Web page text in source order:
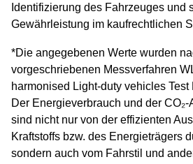
Identifizierung des Fahrzeuges und
Gewährleistung im kaufrechtlichen
*Die angegebenen Werte wurden
vorgeschriebenen Messverfahren
harmonised Light-duty vehicles Test
Der Energieverbrauch und der
sind nicht nur von der effizienten
Kraftstoffs bzw. des Energieträgers
sondern auch vom Fahrstil und